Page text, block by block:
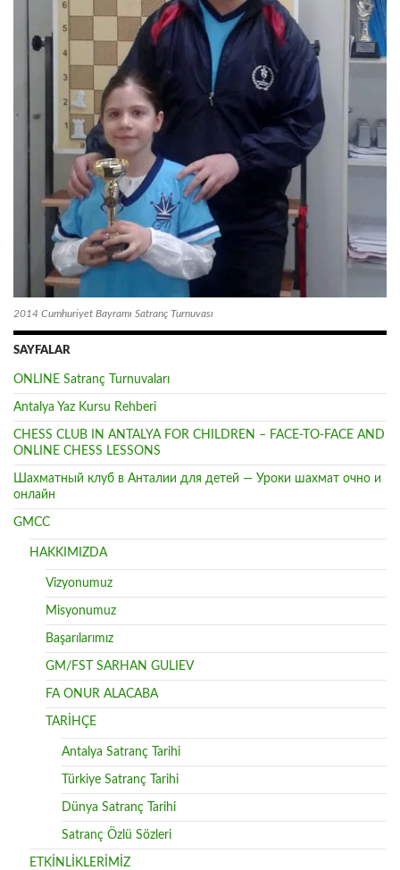
2014 Cumhuriyet Bayramı Satranç Turnuvası
SAYFALAR
ONLINE Satranç Turnuvaları
Antalya Yaz Kursu Rehberi
CHESS CLUB IN ANTALYA FOR CHILDREN – FACE-TO-FACE AND
ONLINE CHESS LESSONS
Шахматный клуб в Анталии для детей — Уроки шахмат очно и
онлайн
GMCC
HAKKIMIZDA
Vizyonumuz
Misyonumuz
Başarılarımız
GM/FST SARHAN GULIEV
FA ONUR ALACABA
TARİHÇE
Antalya Satranç Tarihi
Türkiye Satranç Tarihi
Dünya Satranç Tarihi
Satranç Özlü Sözleri
ETKİNLİKLERİMİZ